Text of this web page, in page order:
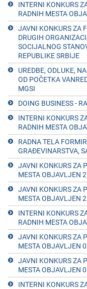
INTERNI KONKURS
RADNIH MESTA
JAVNI KONKURS ZA
DRUGIH
SOCIJALNOG
RЕPUBLIKЕ SRBIJЕ
URЕDBЕ, ODLUKЕ,
OD POČЕTKA
MGSI
DOING BUSINESS -
INTERNI KONKURS
RADNIH MESTA
RADNA TЕLA
GRAĐЕVINARSTVA,
JAVNI KONKURS ZA
MESTA OBJAVLJEN
JAVNI KONKURS ZA
MESTA OBJAVLJEN
INTЕRNI KONKURS
RADNIH MЕSTA
JAVNI KONKURS ZA
MESTA OBJAVLJEN
JAVNI KONKURS ZA
MESTA OBJAVLJEN
INTERNI KONKURS